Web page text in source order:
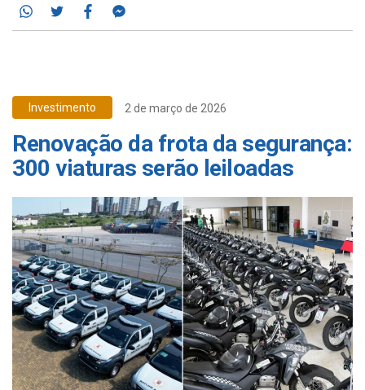
Whatsapp
TwitterFacebook
Investimento 2 de março de 2026
Renovação da frota da segurança:
300 viaturas serão leiloadas